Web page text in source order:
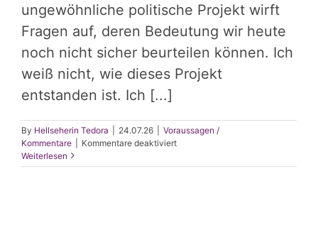
ungewöhnliche politische Projekt wirft
Fragen auf, deren Bedeutung wir heute
noch nicht sicher beurteilen können. Ich
weiß nicht, wie dieses Projekt
entstanden ist. Ich [...]
By Hellseherin Tedora 24.07.26
Voraussagen /
Kommentare
Kommentare deaktiviertfür
ausgerechnet
Weiterlesen